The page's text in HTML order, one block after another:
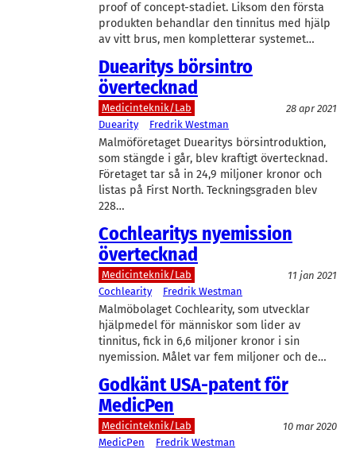
proof of concept-stadiet. Liksom den första
produkten behandlar den tinnitus med hjälp
av vitt brus, men kompletterar systemet…
Duearitys börsintro
övertecknad
Medicinteknik/Lab
28 apr 2021
Duearity
Fredrik Westman
Malmöföretaget Duearitys börsintroduktion,
som stängde i går, blev kraftigt övertecknad.
Företaget tar så in 24,9 miljoner kronor och
listas på First North. Teckningsgraden blev
228…
Cochlearitys nyemission
övertecknad
Medicinteknik/Lab
11 jan 2021
Cochlearity
Fredrik Westman
Malmöbolaget Cochlearity, som utvecklar
hjälpmedel för människor som lider av
tinnitus, fick in 6,6 miljoner kronor i sin
nyemission. Målet var fem miljoner och de…
Godkänt USA-patent för
MedicPen
Medicinteknik/Lab
10 mar 2020
MedicPen
Fredrik Westman